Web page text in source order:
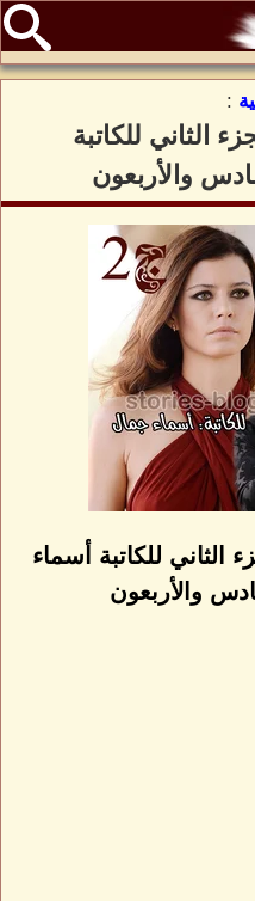
:
الثاني للكاتبة
والأربعون
الثاني للكاتبة أسماء
والأربعون